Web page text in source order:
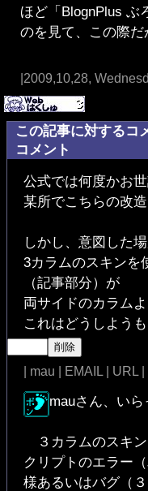
ほど「BlognPlus ぶ
のを見て、この際
|2009,10,28,
この記事に対するコ
コメント
公式では何度かお
某所でこちらの改
しかし、意図した
3カラムのスキンを
（記事部分）が
両サイドのカラム
これはどうしよう
| mau | EMAIL | URL
mauさん、い
３カラムのスキン
クリプトのエラー
様あるいはバグ（